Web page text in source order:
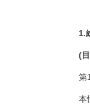
1.
(
第
本